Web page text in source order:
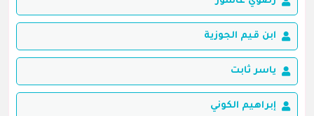
ابن قيم الجوزية
ياسر ثابت
إبراهيم الكوني